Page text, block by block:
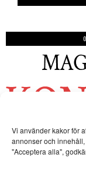
Vi använder kakor för
annonser och
"Acceptera alla",